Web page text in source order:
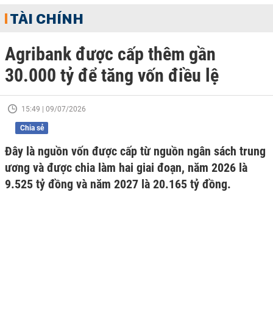
TÀI CHÍNH
Agribank được cấp thêm gần
30.000 tỷ để tăng vốn điều lệ
15:49 | 09/07/2026
Chia sẻ
Đây là nguồn vốn được cấp từ nguồn ngân sách trung
ương và được chia làm hai giai đoạn, năm 2026 là
9.525 tỷ đồng và năm 2027 là 20.165 tỷ đồng.